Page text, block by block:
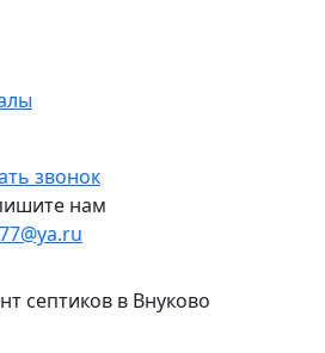
звонок
нам
септиков в Внуково